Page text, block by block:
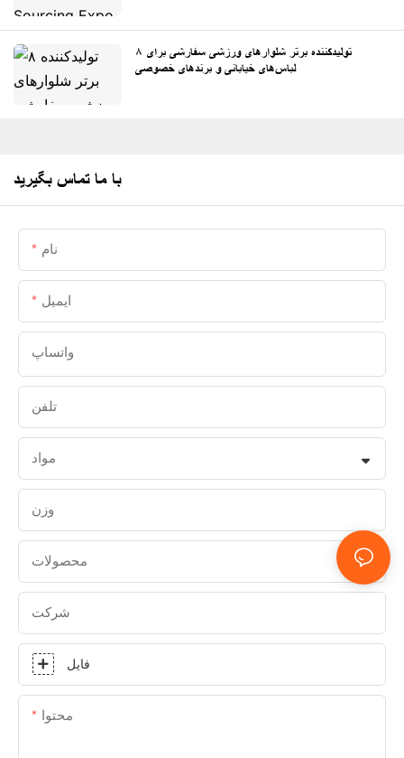
۸ تولیدکننده برتر شلوارهای ورزشی سفارشی برای
لباس‌های خیابانی و برندهای خصوصی
با ما تماس بگیرید
نام
ایمیل
واتساپ
تلفن
مواد
وزن
محصولات
شرکت
فایل
محتوا